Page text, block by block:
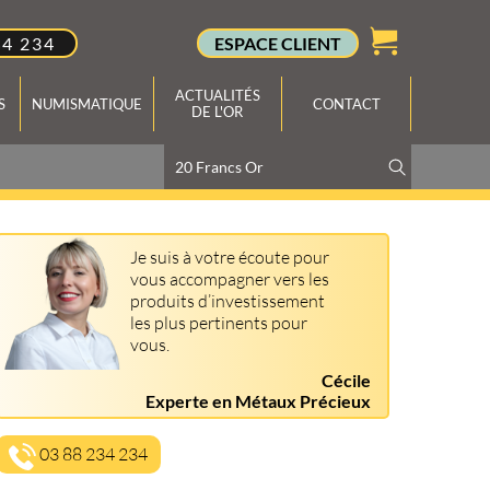
234 ESPACE CLIENT
NUMISMATIQUE
ACTUALITÉS
DE L'OR
CONTACT
Je suis à votre écoute pour
vous accompagner vers les
produits d’investissement
les plus pertinents pour
vous.
Cécile
Experte en Métaux Précieux
03 88 234 234